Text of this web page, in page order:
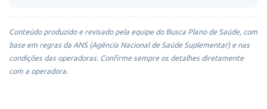
Conteúdo produzido e revisado pela equipe do Busca Plano de Saúde, com
base em regras da ANS (Agência Nacional de Saúde Suplementar) e nas
condições das operadoras. Confirme sempre os detalhes diretamente
com a operadora.